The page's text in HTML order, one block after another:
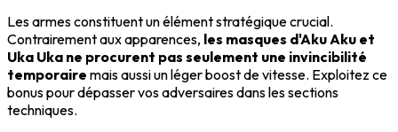
Les armes constituent un élément stratégique crucial.
Contrairement aux apparences, les masques d'Aku Aku et
Uka Uka ne procurent pas seulement une invincibilité
temporaire mais aussi un léger boost de vitesse. Exploitez ce
bonus pour dépasser vos adversaires dans les sections
techniques.